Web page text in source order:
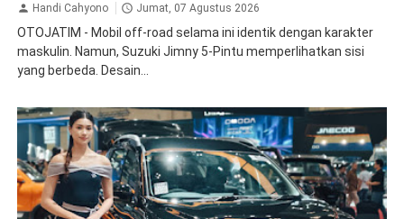
Handi Cahyono Jumat, 07 Agustus 2026
OTOJATIM - Mobil off-road selama ini identik dengan karakter
maskulin. Namun, Suzuki Jimny 5-Pintu memperlihatkan sisi
yang berbeda. Desain...